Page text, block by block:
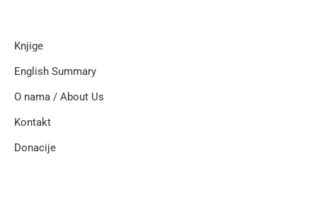
Knjige
English Summary
O nama / About Us
Kontakt
Donacije